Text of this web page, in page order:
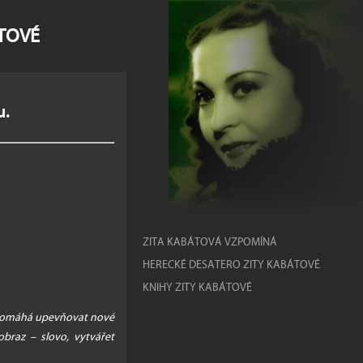
upevňovat nové
– slovo, vytvářet
ZITA KABÁTOVÁ VZPOMÍNÁ
HERECKÉ DESATERO ZITY KABÁTOVÉ
KNIHY ZITY KABÁTOVÉ